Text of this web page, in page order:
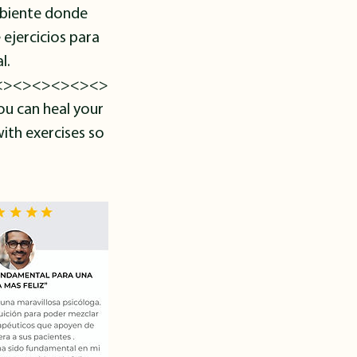
donde
ejercicios para
can heal your
exercises so